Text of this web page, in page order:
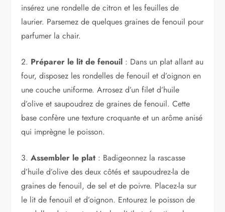
insérez une rondelle de citron et les feuilles de
laurier. Parsemez de quelques graines de fenouil pour
parfumer la chair.
2. Préparer le lit de fenouil : Dans un plat allant au
four, disposez les rondelles de fenouil et d’oignon en
une couche uniforme. Arrosez d’un filet d’huile
d’olive et saupoudrez de graines de fenouil. Cette
base confère une texture croquante et un arôme anisé
qui imprègne le poisson.
3.Assembler le plat : Badigeonnez la rascasse
d’huile d’olive des deux côtés et saupoudrez-la de
graines de fenouil, de sel et de poivre. Placez-la sur
le lit de fenouil et d’oignon. Entourez le poisson de